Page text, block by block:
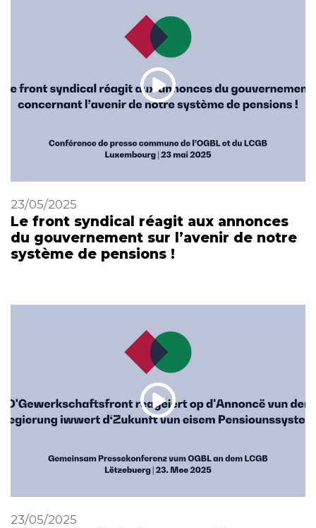
23/05/2025
Le front syndical réagit aux annonces
du gouvernement sur l’avenir de notre
système de pensions !
23/05/2025